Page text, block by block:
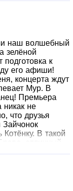
детей с
правилами
малышу
ним персонажей
наш волшебный
зелёной
подготовка к
его афиши!
концерта ждут
Мур. В
Премьера
никак не
что друзья
В такой
отличный